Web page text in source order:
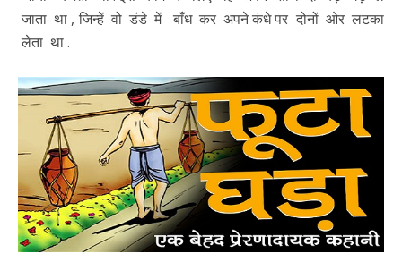
जाता था , जिन्हें वो डंडे में बाँध कर अपने कंधे पर दोनों ओर लटका
लेता था .